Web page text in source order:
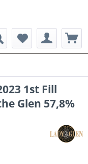
1st Fill
Glen 57,8%